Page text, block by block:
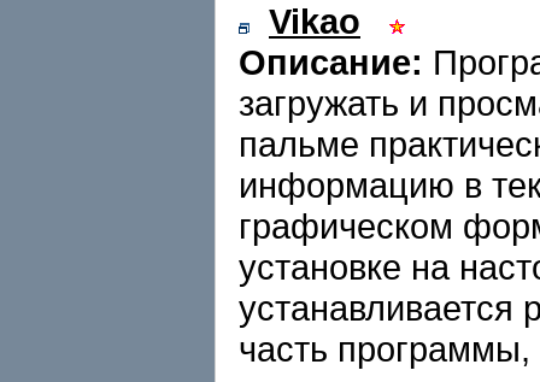
Vikao
Описание:
загружать и
пальме
информацию в
графическом
установке на
устанавливается
часть программы,